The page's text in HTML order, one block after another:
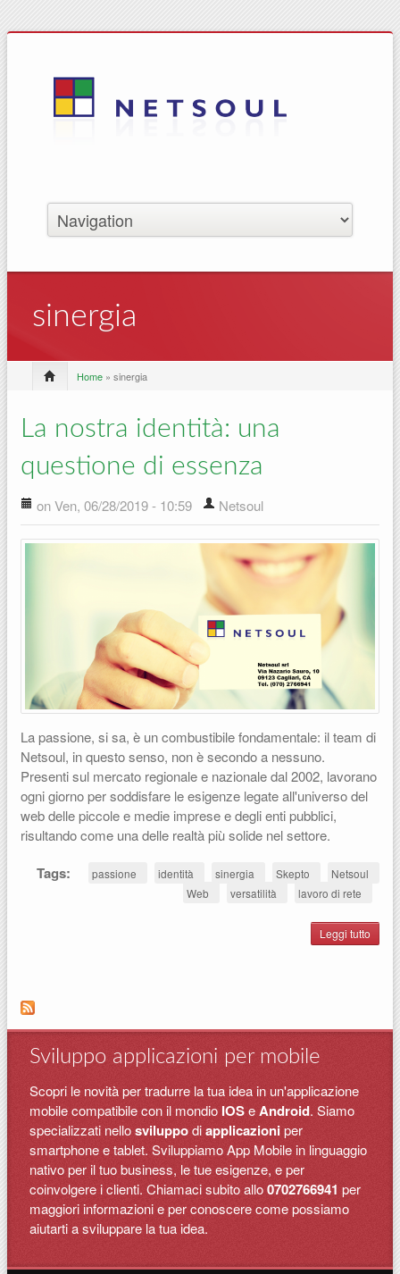
sinergia
Home » sinergia
La nostra identità: una
questione di essenza
on Ven, 06/28/2019 - 10:59 Netsoul
La passione, si sa, è un combustibile fondamentale: il team di
Netsoul, in questo senso, non è secondo a nessuno.
Presenti sul mercato regionale e nazionale dal 2002, lavorano
ogni giorno per soddisfare le esigenze legate all'universo del
web delle piccole e medie imprese e degli enti pubblici,
risultando come una delle realtà più solide nel settore.
Tags: passione identità sinergia Skepto
Netsoul
Web
versatilità lavoro di rete
Leggi tutto
Sviluppo applicazioni per mobile
Scopri le novità per tradurre la tua idea in un'applicazione
mobile compatibile con il mondio IOSeAndroid. Siamo
specializzati nellosviluppodiapplicazioniper
smartphone e tablet. Sviluppiamo App Mobile in linguaggio
nativo per il tuo business, le tue esigenze, e per
coinvolgere i clienti. Chiamaci subito allo0702766941 per
maggiori informazioni e per conoscere come possiamo
aiutarti a sviluppare la tua idea.